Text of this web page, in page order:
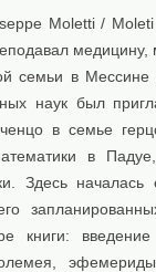
Moletti /
семьи в Мессине
наук был
в семье
в
Здесь
книги: